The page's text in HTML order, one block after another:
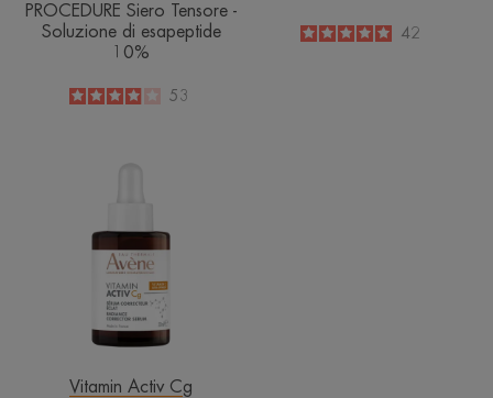
PROCEDURE Siero Tensore -
Soluzione di esapeptide
10%
4
/
5
53
5
/
5
42
Siero
Correttore
Luminosità
Vitamin Activ Cg